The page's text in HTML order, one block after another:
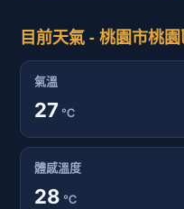
目前天氣 - 桃園市桃
氣溫
27 ℃
體感溫度
28 ℃